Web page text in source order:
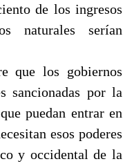
de los ingresos
naturales serían
que los gobiernos
sancionadas por la
puedan entrar en
esos poderes
y occidental de la